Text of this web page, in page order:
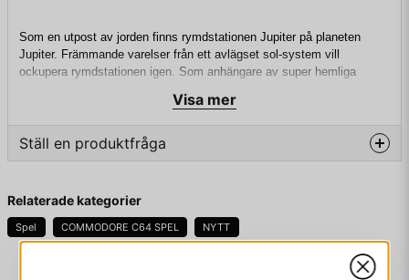
Som en utpost av jorden finns rymdstationen Jupiter på planeten
Jupiter. Främmande varelser från ett avlägset sol-system vill
ockupera rymdstationen igen. Som anhängare av super hemliga
Alienernas bomber i 12 områden (nivåer), innan de förstör
rymdstationen. Ditt enda vapen mot Aliens är snabbhet, enorm spänst
och ditt mod.
Spelet spelas nästan exakt som föregångareJumpman. Även här
design av nivåerna är helt nya. Antalet spelare väljs i titelskärmen,
liksom hastigheten (1 är snabbast till 8 långsammast) i Jumpman
Junior, kan inte ändras under spelet! Dessutom finns det bara en lista
Visa mer
Ställ en produktfråga
Fråga oss något om denna produkten...
Relaterade kategorier
Spel COMMODORE C64 SPEL NYTT